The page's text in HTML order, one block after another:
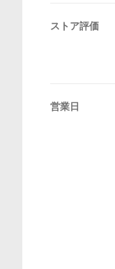
ストア評価
営業日